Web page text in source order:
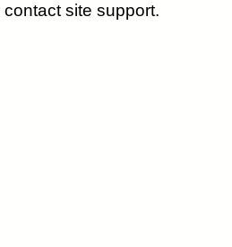
site support.